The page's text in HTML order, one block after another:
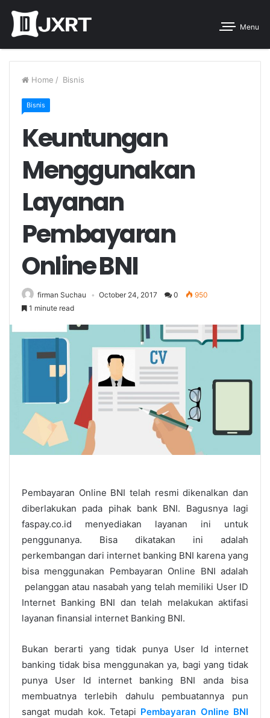
Menu
Home / Bisnis
Bisnis
Keuntungan
Menggunakan
Layanan
Pembayaran
Online BNI
firman Suchau October 24, 2017 0
950
1 minute read
Pembayaran Online BNI telah resmi dikenalkan dan
diberlakukan pada pihak bank BNI. Bagusnya lagi
faspay.co.id menyediakan layanan ini untuk
penggunanya. Bisa dikatakan ini adalah
perkembangan dari internet banking BNI karena yang
bisa menggunakan Pembayaran Online BNI adalah
pelanggan atau nasabah yang telah memiliki User ID
Internet Banking BNI dan telah melakukan aktifasi
layanan finansial internet Banking BNI.
Bukan berarti yang tidak punya User Id internet
banking tidak bisa menggunakan ya, bagi yang tidak
punya User Id internet banking BNI anda bisa
membuatnya terlebih dahulu pembuatannya pun
sangat mudah kok. Tetapi Pembayaran Online BNI